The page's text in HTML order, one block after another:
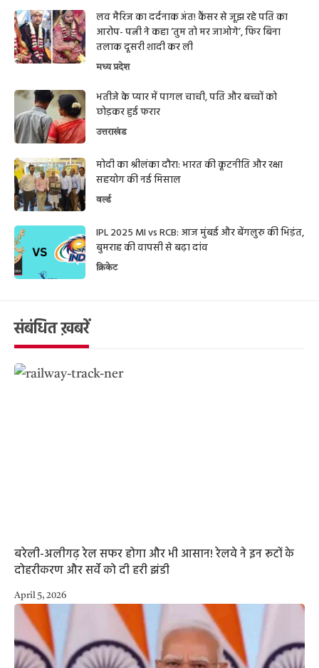
लव मैरिज का दर्दनाक अंत! कैंसर से जूझ रहे पति का
आरोप- पत्नी ने कहा ‘तुम तो मर जाओगे’, फिर बिना
तलाक दूसरी शादी कर ली
मध्य प्रदेश
भतीजे के प्यार में पागल चाची, पति और बच्चों को
छोड़कर हुई फरार
उत्तराखंड
मोदी का श्रीलंका दौरा: भारत की कूटनीति और रक्षा
सहयोग की नई मिसाल
वर्ल्ड
IPL 2025 MI vs RCB: आज मुंबई और बेंगलुरु की भिड़ंत,
बुमराह की वापसी से बढ़ा दांव
क्रिकेट
संबंधित ख़बरें
बरेली-अलीगढ़ रेल सफर होगा और भी आसान! रेलवे ने इन रूटों के
दोहरीकरण और सर्वे को दी हरी झंडी
April 5, 2026